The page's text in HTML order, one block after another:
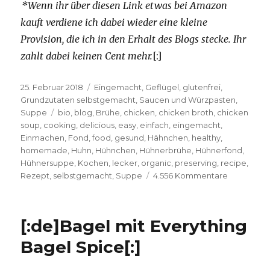
*Wenn ihr über diesen Link etwas bei Amazon
kauft verdiene ich dabei wieder eine kleine
Provision, die ich in den Erhalt des Blogs stecke. Ihr
zahlt dabei keinen Cent mehr.[:]
Veröffentlicht
am
25. Februar 2018 Kategorien
Eingemacht Geflügel glutenfrei
Grundzutaten selbstgemacht Saucen und Würzpasten
Suppe
Schlagwörter
bio blog Brühe chicken chicken broth chicken
soup cooking delicious easy einfach eingemacht
Einmachen Fond ,food gesund Hähnchen healthy
homemade Huhn Hühnchen Hühnerbrühe Hühnerfond
Hühnersuppe Kochen lecker organic preserving recipe
Rezept selbstgemacht Suppe 4.556 Kommentare
[:de]Bagel mit Everything
Bagel Spice[:]